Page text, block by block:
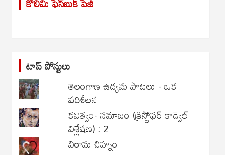
c
టాప్ పోస్టులు
తెలంగాణ ఉద్యమ పాటలు - ఒక
పరిశీలన
కవిత్వం- సమాజం (క్రిస్టోఫర్ కాడ్వెల్
విశ్లేషణ) : 2
విరామ చిహ్నం